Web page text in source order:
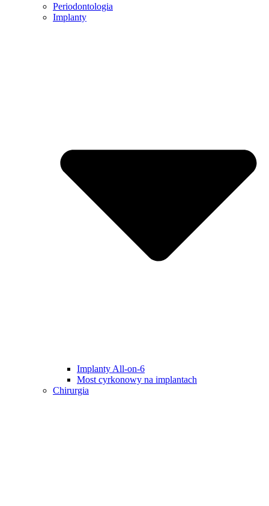
Periodontologia
Implanty
Implanty All-on-6
Most cyrkonowy na implantach
Chirurgia